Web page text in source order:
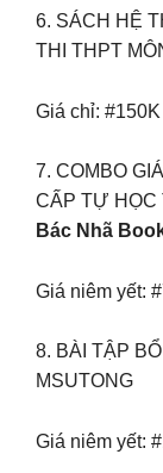
6. SÁCH HỆ
THI THPT
Giá chỉ: #150K
7. COMBO
CẤP TỰ HỌC
Bác Nhã
Giá niêm yết:
8. BÀI TẬP
MSUTONG
Giá niêm yết: